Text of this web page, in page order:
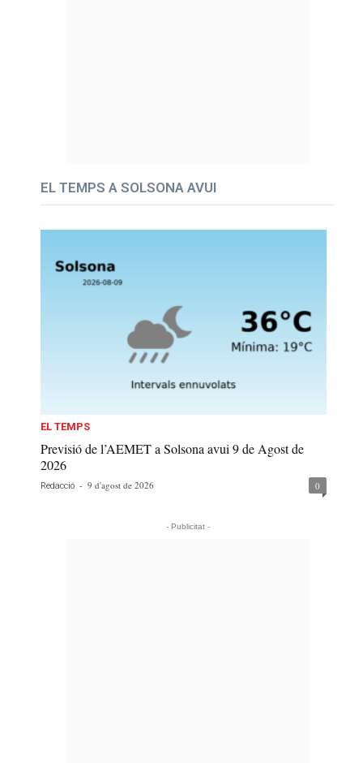
EL TEMPS A SOLSONA AVUI
EL TEMPS
Previsió de l’AEMET a Solsona avui 9 de Agost de
2026
Redacció - 9 d'agost de 2026 0
- Publicitat -